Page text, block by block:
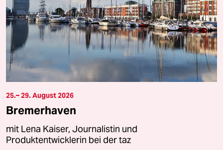
25.– 29. August 2026
Bremerhaven
mit Lena Kaiser, Journalistin und
Produktentwicklerin bei der taz